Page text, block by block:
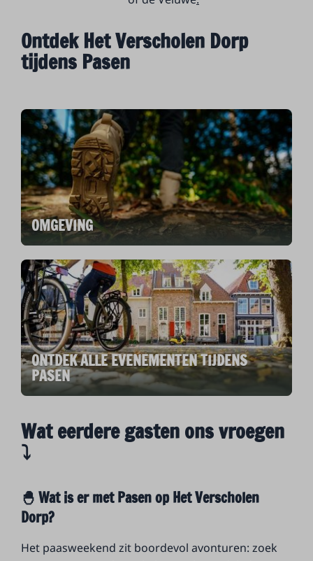
Ontdek Het Verscholen Dorp
tijdens Pasen
OMGEVING
ONTDEK ALLE EVENEMENTEN TIJDENS
PASEN
Wat eerdere gasten ons vroegen
⤵
🐣 Wat is er met Pasen op Het Verscholen
Dorp?
Het paasweekend zit boordevol avonturen: zoek